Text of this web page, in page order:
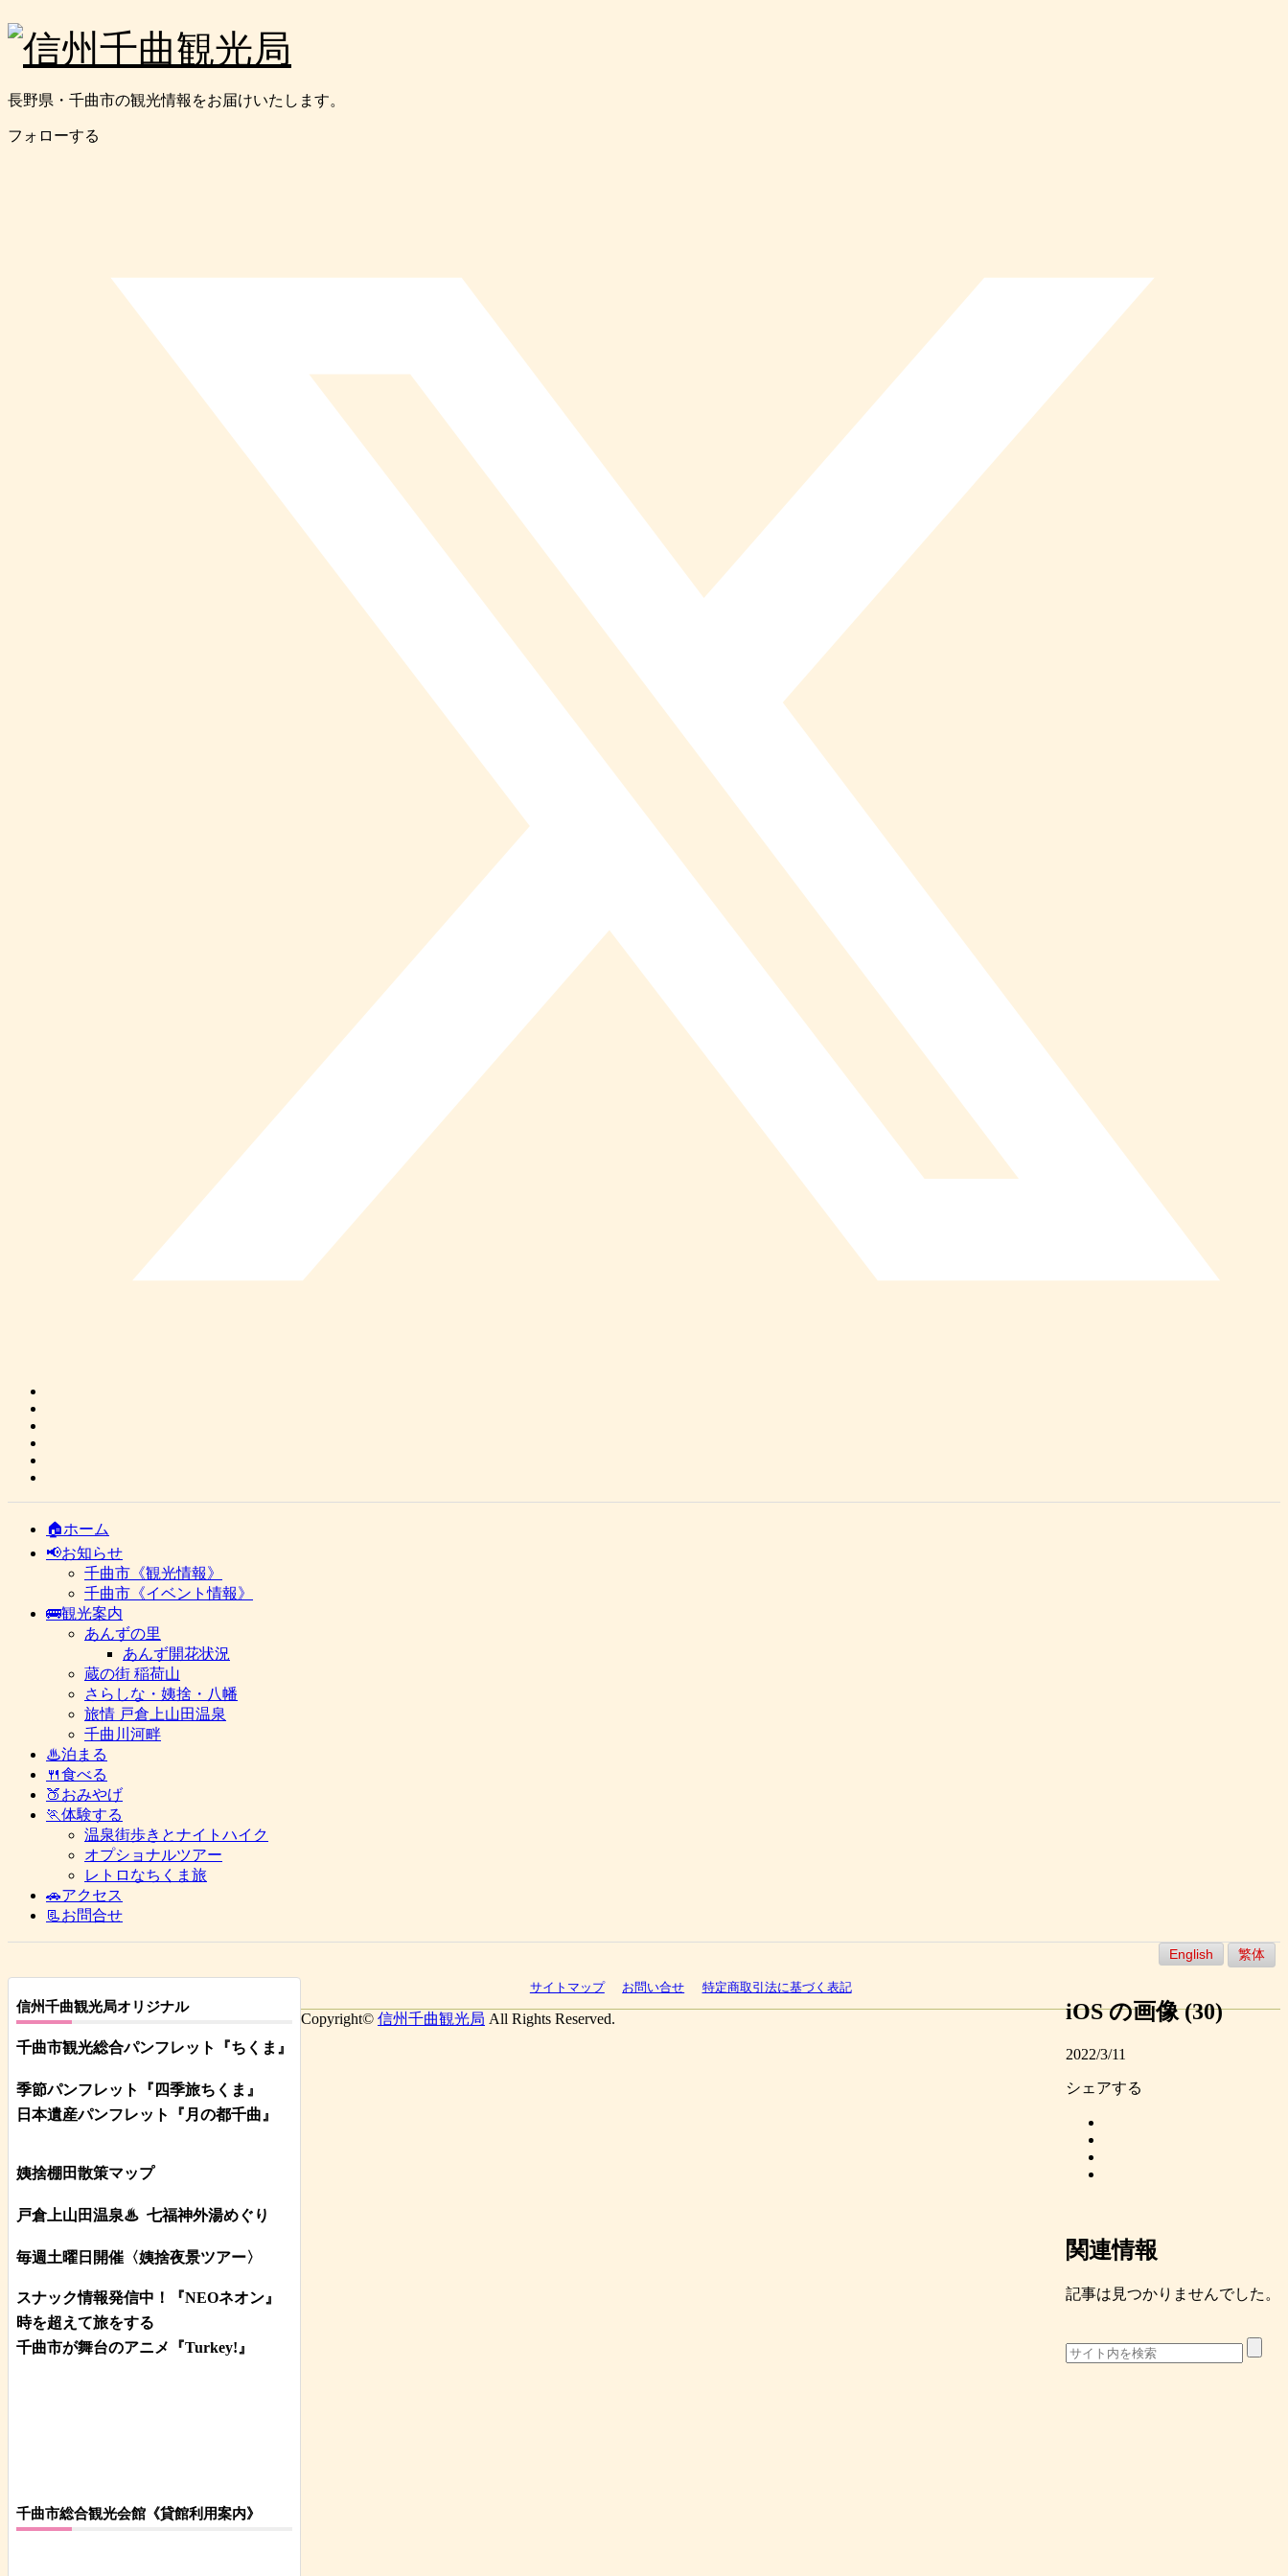
長野県・千曲市の観光情報をお届けいたします。
フォローする
🏠ホーム
📢お知らせ
千曲市《観光情報》
千曲市《イベント情報》
🚌観光案内
あんずの里
あんず開花状況
蔵の街 稲荷山
さらしな・姨捨・八幡
旅情 戸倉上山田温泉
千曲川河畔
♨泊まる
🍴食べる
🍑おみやげ
🏃体験する
温泉街歩きとナイトハイク
オプショナルツアー
レトロなちくま旅
🚗アクセス
📃お問合せ
English 繁体
iOS の画像 (30)
2022/3/11
シェアする
関連情報
記事は見つかりませんでした。
信州千曲観光局オリジナル
千曲市観光総合パンフレット 『ちくま』
季節パンフレット『四季旅ちくま』
日本遺産パンフレット
『月の都千曲』
姨捨棚田散策マップ
戸倉上山田温泉♨ 七福神外湯めぐり
毎週土曜日開催〈姨捨夜景ツアー〉
スナック情報発信中！『NEOネオン』
時を超えて旅をする
千曲市が舞台のアニメ『Turkey!』
千曲市総合観光会館《貸館利用案内》
サイトマップ お問い合せ 特定商取引法に基づく表記
Copyright© 信州千曲観光局 All Rights Reserved.